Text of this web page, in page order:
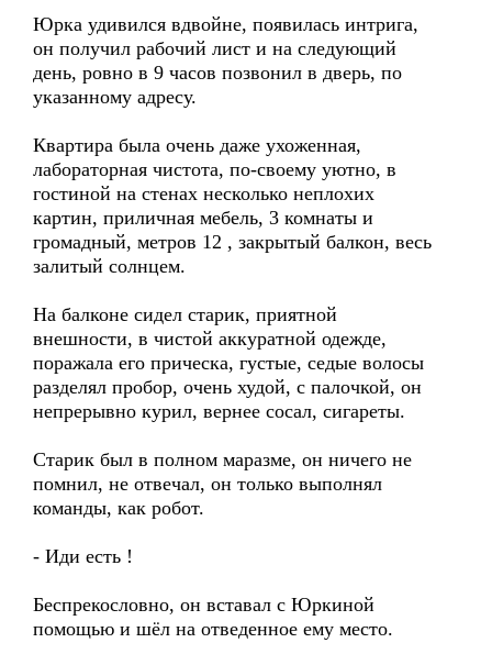
Юрка удивился вдвойне, появилась интрига,
он получил рабочий лист и на следующий
день, ровно в 9 часов позвонил в дверь, по
указанному адресу.
Квартира была очень даже ухоженная,
лабораторная чистота, по-своему уютно, в
гостиной на стенах несколько неплохих
картин, приличная мебель, 3 комнаты и
громадный, метров 12 , закрытый балкон, весь
залитый солнцем.
На балконе сидел старик, приятной
внешности, в чистой аккуратной одежде,
поражала его прическа, густые, седые волосы
разделял пробор, очень худой, с палочкой, он
непрерывно курил, вернее сосал, сигареты.
Старик был в полном маразме, он ничего не
помнил, не отвечал, он только выполнял
команды, как робот.
- Иди есть !
Беспрекословно, он вставал с Юркиной
помощью и шёл на отведенное ему место.